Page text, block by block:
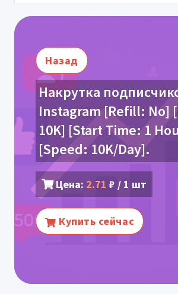
Назад
Накрутка
Instagram [Refill: No]
10K] [Start Time: 1
[Speed: 10K/Day].
Цена: 2.71 ₽ / 1 шт
Купить сейчас